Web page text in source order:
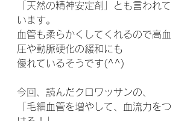
「天然の精神安定剤」とも言われて
います。
血管も柔らかくしてくれるので高血
圧や動脈硬化の緩和にも
優れているそうです(^^)
今回、読んだクロワッサンの、
「毛細血管を増やして、血流力をつ